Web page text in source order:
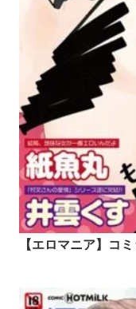
【エロマニア】コ